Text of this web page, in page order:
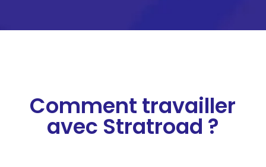
Comment travailler
avec Stratroad ?